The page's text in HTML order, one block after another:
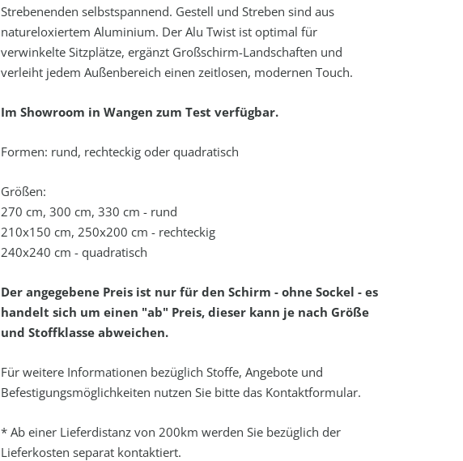
Strebenenden selbstspannend. Gestell und Streben sind aus
natureloxiertem Aluminium. Der Alu Twist ist optimal für
verwinkelte Sitzplätze, ergänzt Großschirm-Landschaften und
verleiht jedem Außenbereich einen zeitlosen, modernen Touch.
Im Showroom in Wangen zum Test verfügbar.
Formen: rund, rechteckig oder quadratisch
Größen:
270 cm, 300 cm, 330 cm - rund
210x150 cm, 250x200 cm - rechteckig
240x240 cm - quadratisch
Der angegebene Preis ist nur für den Schirm - ohne Sockel - es
handelt sich um einen "ab" Preis, dieser kann je nach Größe
und Stoffklasse abweichen.
Für weitere Informationen bezüglich Stoffe, Angebote und
Befestigungsmöglichkeiten nutzen Sie bitte das Kontaktformular.
* Ab einer Lieferdistanz von 200km werden Sie bezüglich der
Lieferkosten separat kontaktiert.